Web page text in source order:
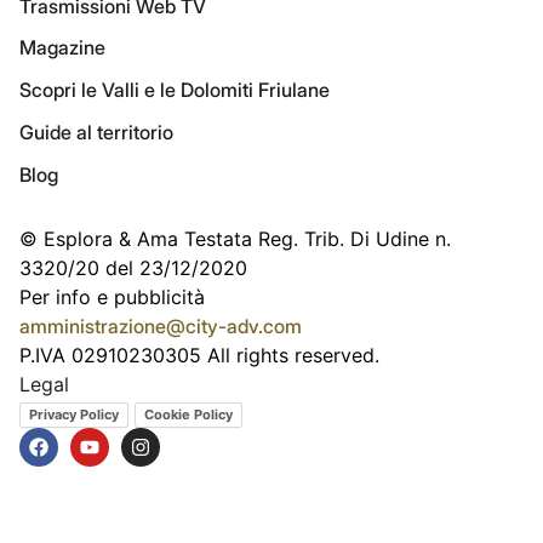
Trasmissioni Web TV
Magazine
Scopri le Valli e le Dolomiti Friulane
Guide al territorio
Blog
© Esplora & Ama Testata Reg. Trib. Di Udine n.
3320/20 del 23/12/2020
Per info e pubblicità
amministrazione@city-adv.com
P.IVA 02910230305 All rights reserved.
Legal
Privacy Policy Cookie Policy